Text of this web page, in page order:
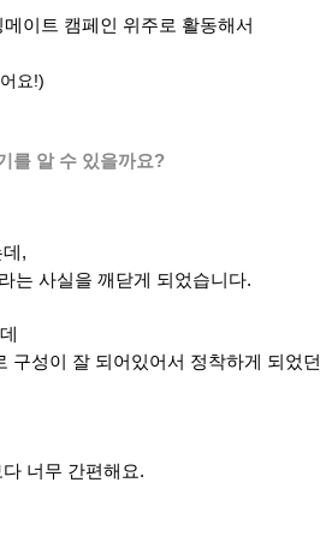
이트 캠페인 위주로 활동해서
요!)
를 알 수 있을까요?
,
는 사실을 깨닫게 되었습니다.
구성이 잘 되어있어서 정착하게 되었던
너무 간편해요.